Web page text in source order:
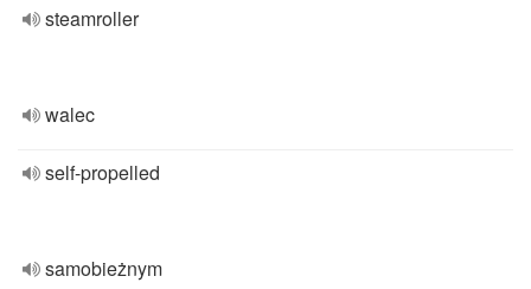
steamroller
walec
self-propelled
samobieżnym